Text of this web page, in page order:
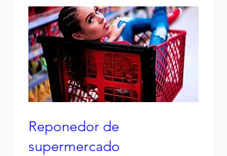
Reponedor de
supermercado